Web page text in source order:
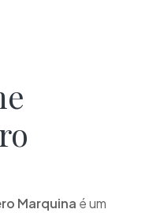
Marquina é um